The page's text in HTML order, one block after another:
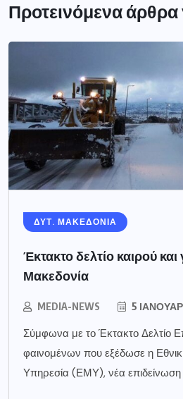
Προτεινόμενα άρθρα
ΔΥΤ. ΜΑΚΕΔΟΝΙΑ
Έκτακτο δελτίο καιρού και
Μακεδονία
MEDIA-NEWS 5
Σύμφωνα με το Έκτακτο Δελτίο
φαινομένων που εξέδωσε η
Υπηρεσία (ΕΜΥ), νέα επιδείνωση